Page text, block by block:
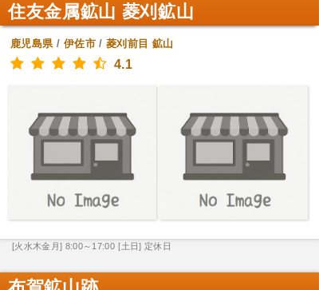
住友金属鉱山 菱刈鉱山
鹿児島県/ 伊佐市/菱刈前目 鉱山
4.1
[火水木金月] 8:00～17:00 [土日] 定休日